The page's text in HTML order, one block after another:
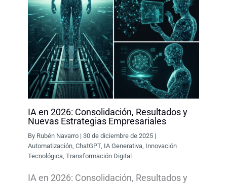
IA en 2026: Consolidación, Resultados y
Nuevas Estrategias Empresariales
By Rubén Navarro |30 de diciembre de 2025 |
Automatización ,ChatGPT, IA Generativa Innovación
Tecnológica ,Transformación Digital
IA en 2026: Consolidación, Resultados y